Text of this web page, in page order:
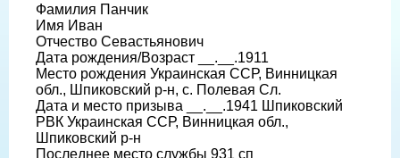
Фамилия Панчик
Имя Иван
Отчество Севастьянович
Дата рождения/Возраст __.__.1911
Место рождения Украинская ССР, Винницкая
обл., Шпиковский р-н, с. Полевая Сл.
Дата и место призыва __.__.1941 Шпиковский
РВК Украинская ССР, Винницкая обл.,
Шпиковский р-н
Последнее место службы 931 сп